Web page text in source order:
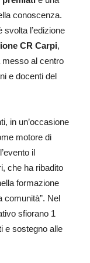
conoscenza.
l’edizione
CR Carpi,
messo al centro
e docenti del
in un’occasione
motore di
il
che ha ribadito
formazione
comunità”. Nel
sfiorano 1
e sostegno alle